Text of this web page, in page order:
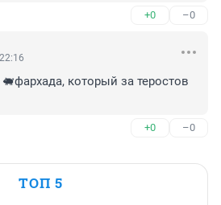
+0 –0
который за теростов
+0 –0
ТОП 5